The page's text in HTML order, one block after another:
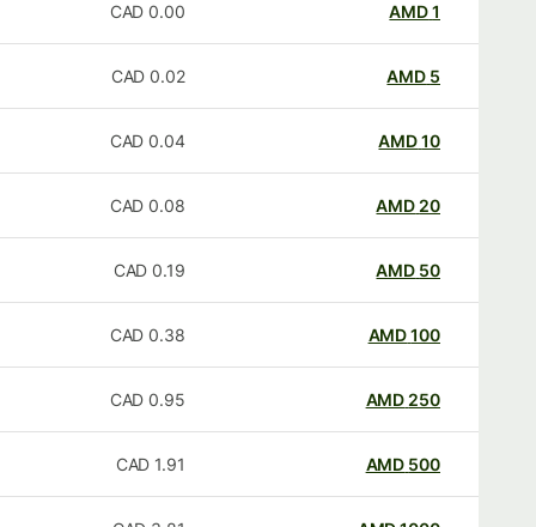
AMD
0.00
CAD
AMD
0.02
CAD
AMD
0.04
CAD
20
AMD
0.08
CAD
50
AMD
0.19
CAD
100
AMD
0.38
CAD
250
AMD
0.95
CAD
500
AMD
1.91
CAD